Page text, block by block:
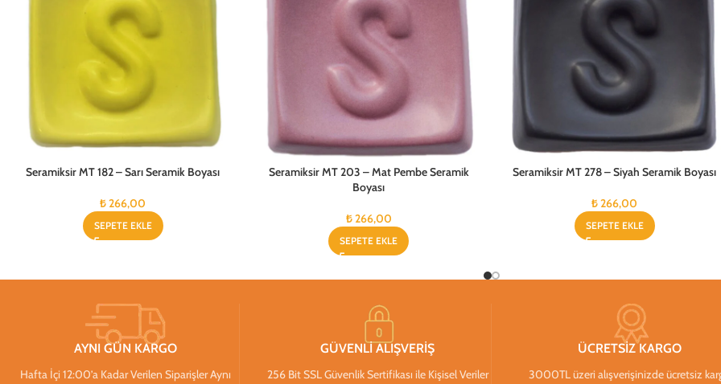
Seramiksir MT 182 – Sarı Seramik Boyası
₺266,00
SEPETE EKLE
Seramiksir MT 203 – Mat Pembe Seramik
Boyası
₺266,00
SEPETE EKLE
Seramiksir MT 278 – Siyah Seramik Boyası
₺266,00
SEPETE EKLE
AYNI GÜN KARGO
Hafta İçi 12:00’a Kadar Verilen Siparişler Aynı
GÜVENLİ ALIŞVERİŞ
256 Bit SSL Güvenlik Sertifikası ile Kişisel Veriler
ÜCRETSİZ KARGO
3000TL üzeri alışverişinizde ücretsiz